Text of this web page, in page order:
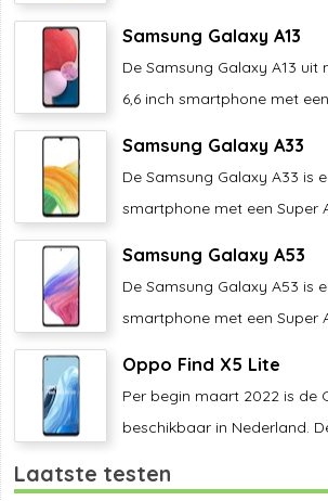
Samsung Galaxy A13
De Samsung Galaxy A13 uit
6,6 inch smartphone met een
Samsung Galaxy A33
De Samsung Galaxy A33 is
smartphone met een Super
Samsung Galaxy A53
De Samsung Galaxy A53 is
smartphone met een Super
Oppo Find X5 Lite
Per begin maart 2022 is de
beschikbaar in Nederland. De
Laatste testen